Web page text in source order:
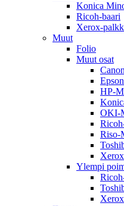
Konica
Ricoh-baari
Xerox-
Muut
Folio
Muut osat
HP-
OKI-
Riso-
Ylempi